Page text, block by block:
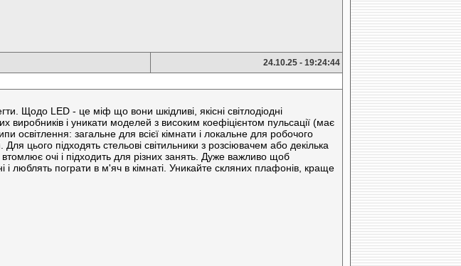
24.10.25 - 19:24:44
Щодо LED - це міф що вони шкідливі, якісні світлодіодні
виробників і уникати моделей з високим коефіцієнтом пульсації (має
освітлення: загальне для всієї кімнати і локальне для робочого
цього підходять стельові світильники з розсіювачем або декілька
очі і підходить для різних занять. Дуже важливо щоб
і люблять пограти в м'яч в кімнаті. Уникайте скляних плафонів, краще